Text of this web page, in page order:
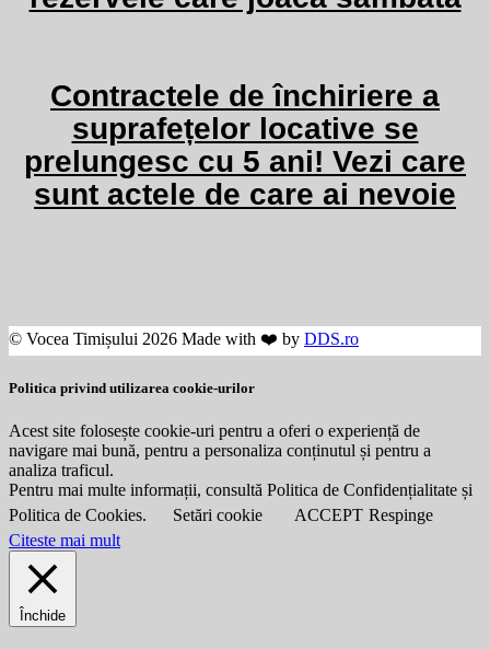
Contractele de închiriere a
suprafețelor locative se
prelungesc cu 5 ani! Vezi care
sunt actele de care ai nevoie
© Vocea Timișului 2026 Made with ❤️ by DDS.ro
Politica privind utilizarea cookie-urilor
Acest site folosește cookie-uri pentru a oferi o experiență de
navigare mai bună, pentru a personaliza conținutul și pentru a
analiza traficul.
Pentru mai multe informații, consultă Politica de Confidențialitate și
Politica de Cookies.
Setări cookie ACCEPT Respinge
Citeste mai mult
Închide